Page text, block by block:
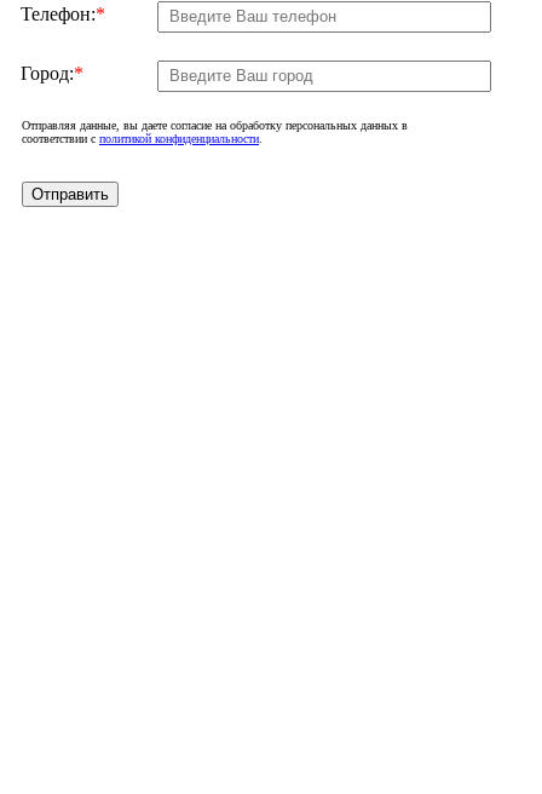
Телефон:*
Город:*
Отправляя данные, вы даете согласие на обработку персональных данных в
соответствии с политикой конфиденциальности